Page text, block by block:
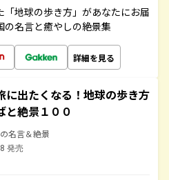
地球の歩き方」があなたにお届
の名言と癒やしの絶景集
詳細を見る
に出たくなる！地球の歩き方
と絶景１００
名言＆絶景
発売